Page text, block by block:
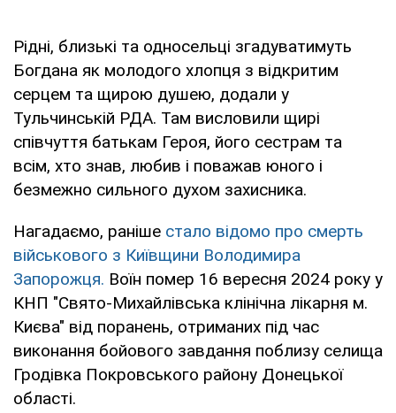
Рідні, близькі та односельці згадуватимуть
Богдана як молодого хлопця з відкритим
серцем та щирою душею, додали у
Тульчинській РДА. Там висловили щирі
співчуття батькам Героя, його сестрам та
всім, хто знав, любив і поважав юного і
безмежно сильного духом захисника.
Нагадаємо, раніше стало відомо про смерть
військового з Київщини Володимира
Запорожця. Воїн помер 16 вересня 2024 року у
КНП "Свято-Михайлівська клінічна лікарня м.
Києва" від поранень, отриманих під час
виконання бойового завдання поблизу селища
Гродівка Покровського району Донецької
області.